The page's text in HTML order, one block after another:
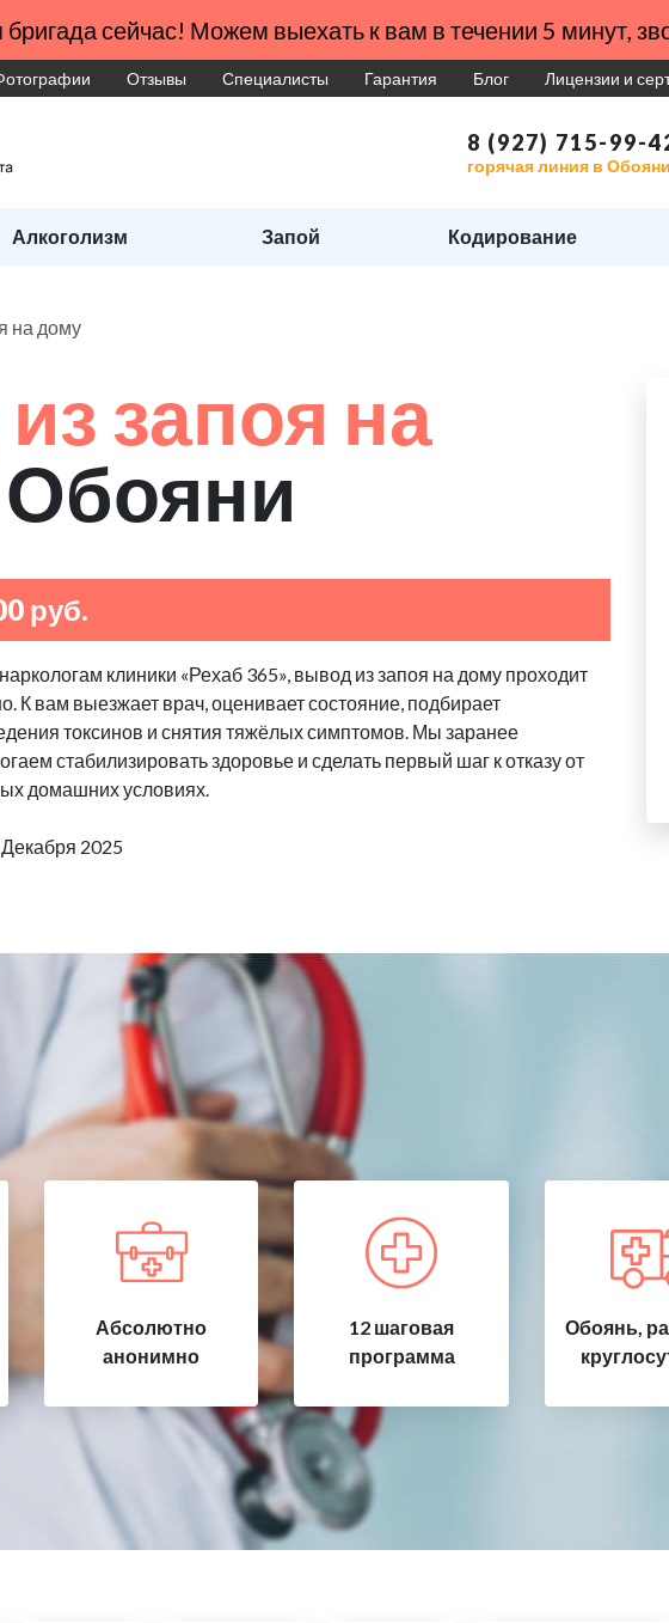
сейчас! Можем выехать к вам в течении 5 минут,
Отзывы Специалисты Гарантия Блог Лицензии и
8 (927) 715-99-
горячая линия в
Алкоголизм Запой Кодирование
на дому
запоя на
руб.
клиники «Рехаб 365», вывод из запоя на дому проходит
К вам выезжает врач, оценивает состояние, подбирает
токсинов и снятия тяжёлых симптомов. Мы заранее
стабилизировать здоровье и сделать первый шаг к отказу от
домашних условиях.
2025
Абсолютно
анонимно
12 шаговая
программа
Обоянь,